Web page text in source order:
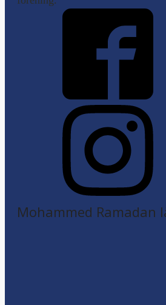
Mohammed Ramadan